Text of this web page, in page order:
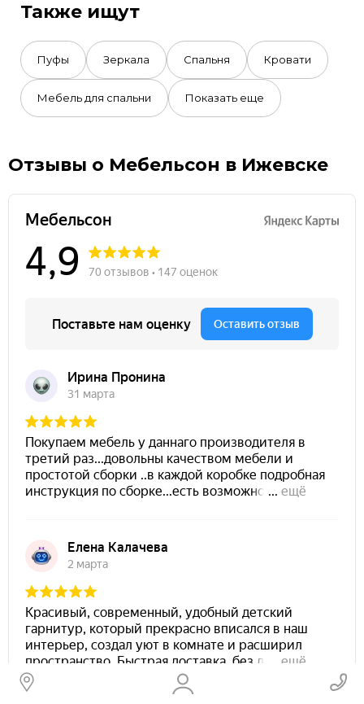
Также ищут
Пуфы Зеркала Спальня Кровати
Мебель для спальни Показать еще
Отзывы о Мебельсон в Ижевске